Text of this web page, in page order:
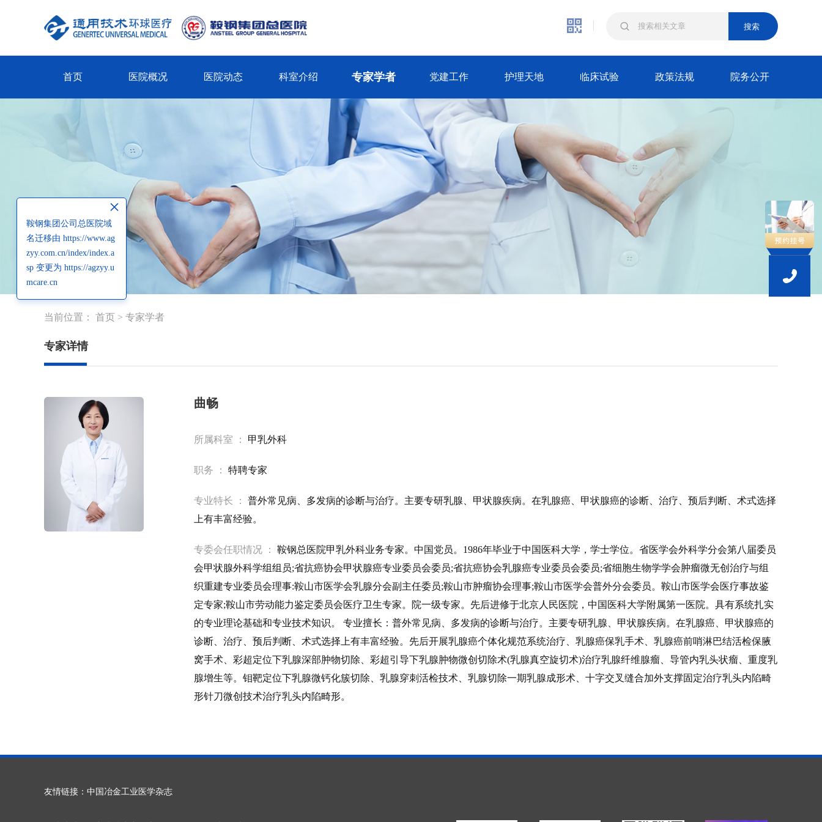
×
鞍钢集团公司总医院域
名迁移由 https://www.ag
zyy.com.cn/index/index.a
sp 变更为 https://agzyy.u
mcare.cn
搜索
首页 医院概况 医院动态 科室介绍 专家学者 党建工作 护理天地 临床试验 政策法规 院务公开
当前位置： 首页 > 专家学者
专家详情
曲畅
所属科室 ： 甲乳外科
职务 ： 特聘专家
专业特长 ：
普外常见病、多发病的诊断与治疗。主要专研乳腺、甲状腺疾病。在乳腺癌、甲状腺癌的诊断、治疗、预后判断、术式选择
上有丰富经验。
专委会任职情况 ：
鞍钢总医院甲乳外科业务专家。中国党员。1986年毕业于中国医科大学，学士学位。省医学会外科学分会第八届委员
会甲状腺外科学组组员;省抗癌协会甲状腺癌专业委员会委员;省抗癌协会乳腺癌专业委员会委员;省细胞生物学学会肿瘤微无创治疗与组
织重建专业委员会理事:鞍山市医学会乳腺分会副主任委员;鞍山市肿瘤协会理事;鞍山市医学会普外分会委员。鞍山市医学会医疗事故鉴
定专家;鞍山市劳动能力鉴定委员会医疗卫生专家。院一级专家。先后进修于北京人民医院，中国医科大学附属第一医院。具有系统扎实
的专业理论基础和专业技术知识。 专业擅长：普外常见病、多发病的诊断与治疗。主要专研乳腺、甲状腺疾病。在乳腺癌、甲状腺癌的
诊断、治疗、预后判断、术式选择上有丰富经验。先后开展乳腺癌个体化规范系统治疗、乳腺癌保乳手术、乳腺癌前哨淋巴结活检保腋
窝手术、彩超定位下乳腺深部肿物切除、彩超引导下乳腺肿物微创切除术(乳腺真空旋切术)治疗乳腺纤维腺瘤、导管内乳头状瘤、重度乳
腺增生等。钼靶定位下乳腺微钙化簇切除、乳腺穿刺活检技术、乳腺切除一期乳腺成形术、十字交叉缝合加外支撑固定治疗乳头内陷畸
形针刀微创技术治疗乳头内陷畸形。
友情链接： 中国冶金工业医学杂志